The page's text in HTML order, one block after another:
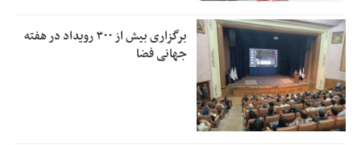
برگزاری بیش از ۳۰۰ رویداد در هفته
جهانی فضا